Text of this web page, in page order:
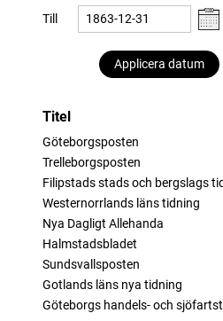
Till
Applicera datum
Titel
Göteborgsposten
träffar
Trelleborgsposten
träffar
Filipstads stads och bergslags
träffar
Westernorrlands läns tidning
träffar
Nya Dagligt Allehanda
träffar
Halmstadsbladet
träffar
Sundsvallsposten
träffar
Gotlands läns nya tidning
träffar
träffar